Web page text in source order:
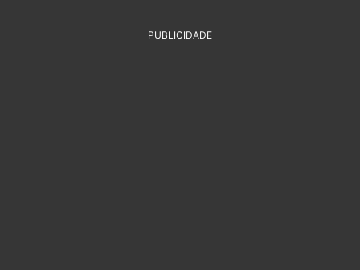
PUBLICIDADE